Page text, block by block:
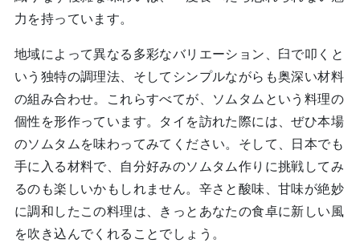
力を持っています。
地域によって異なる多彩なバリエーション、臼で叩くと
いう独特の調理法、そしてシンプルながらも奥深い材料
の組み合わせ。これらすべてが、ソムタムという料理の
個性を形作っています。タイを訪れた際には、ぜひ本場
のソムタムを味わってみてください。そして、日本でも
手に入る材料で、自分好みのソムタム作りに挑戦してみ
るのも楽しいかもしれません。辛さと酸味、甘味が絶妙
に調和したこの料理は、きっとあなたの食卓に新しい風
を吹き込んでくれることでしょう。